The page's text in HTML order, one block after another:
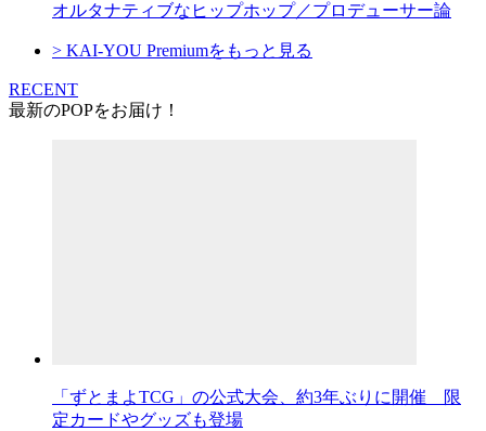
オルタナティブなヒップホップ／プロデューサー論
> KAI-YOU Premiumをもっと見る
RECENT
最新のPOPをお届け！
「ずとまよTCG」の公式大会、約3年ぶりに開催 限
定カードやグッズも登場